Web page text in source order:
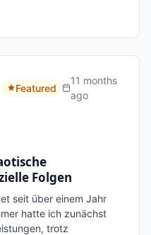
Featured
11 months
ago
Folgen
seit über einem Jahr
hatte ich zunächst
trotz